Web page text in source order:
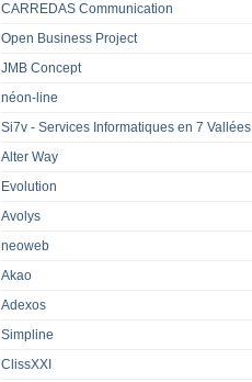
CARREDAS Communication
Open Business Project
JMB Concept
néon-line
Si7v - Services Informatiques en 7 Vallées
Alter Way
Evolution
Avolys
neoweb
Akao
Adexos
Simpline
ClissXXI